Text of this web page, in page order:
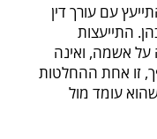
עם עורך דין
התייעצות
על אשמה, ואינה
זו אחת ההחלטות
עומד מול